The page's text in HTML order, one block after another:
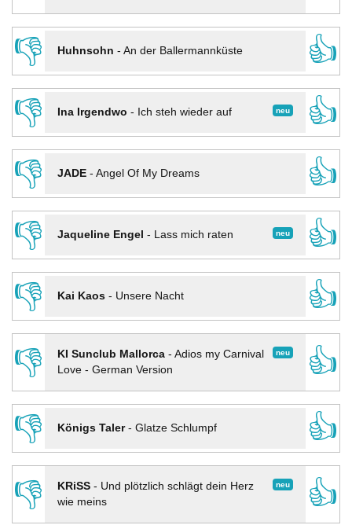
👎
Huhnsohn - An der Ballermannküste
👍
👎
neu
Ina Irgendwo - Ich steh wieder auf
👍
👎
JADE- Angel Of My Dreams
👍
👎
neu
Jaqueline Engel - Lass mich raten
👍
👎
Kai Kaos- Unsere Nacht
👍
👎
neu
KI Sunclub Mallorca- Adios my Carnival
Love - German Version
👍
👎
Königs Taler- Glatze Schlumpf
👍
👎
neu
KRiSS- Und plötzlich schlägt dein Herz
wie meins
👍